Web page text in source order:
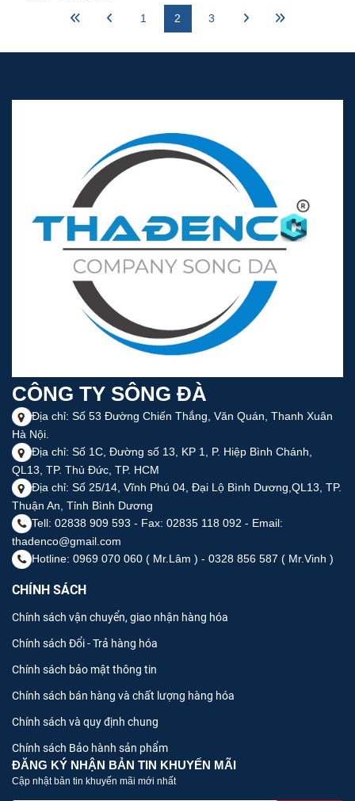
1
2 3
CÔNG TY SÔNG ĐÀ
Địa chỉ: Số 53 Đường Chiến Thắng, Văn Quán, Thanh Xuân
Hà Nội.
Địa chỉ: Số 1C, Đường số 13, KP 1, P. Hiệp Bình Chánh,
QL13, TP. Thủ Đức, TP. HCM
Địa chỉ: Số 25/14, Vĩnh Phú 04, Đại Lộ Bình Dương,QL13, TP.
Thuận An, Tỉnh Bình Dương
Tell: 02838 909 593 - Fax: 02835 118 092 - Email:
thadenco@gmail.com
Hotline: 0969 070 060 ( Mr.Lâm ) - 0328 856 587 ( Mr.Vinh )
CHÍNH SÁCH
Chính sách vận chuyển, giao nhận hàng hóa
Chính sách Đổi - Trả hàng hóa
Chính sách bảo mật thông tin
Chính sách bán hàng và chất lượng hàng hóa
Chính sách và quy định chung
Chính sách Bảo hành sản phẩm
ĐĂNG KÝ NHẬN BẢN TIN KHUYẾN MÃI
Cập nhật bản tin khuyến mãi mới nhất